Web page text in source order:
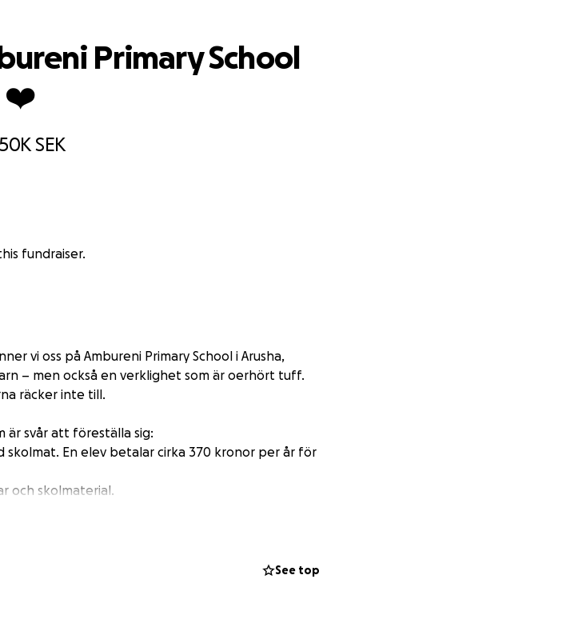
SEK
Primary School
❤️
fundraiser.
vi oss på Ambureni Primary School i Arusha,
– men också en verklighet som är oerhört tuff.
räcker inte till.
är svår att föreställa sig:
En elev betalar cirka 370 kronor per år för
och skolmaterial.
finns det inte ens stolar till alla – utan flera
See top